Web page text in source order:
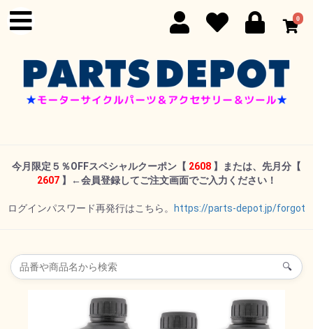
0
今月限定５％OFFスペシャルクーポン 【 2608 】または、先月分【
2607】←会員登録してご注文画面でご入力ください！
ログインパスワード再発行はこちら。 https://parts-depot.jp/forgot
🔍